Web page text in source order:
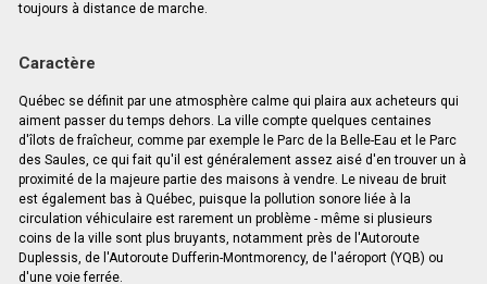
toujours à distance de marche.
Caractère
Québec se définit par une atmosphère calme qui plaira aux acheteurs qui
aiment passer du temps dehors. La ville compte quelques centaines
d'îlots de fraîcheur, comme par exemple le Parc de la Belle-Eau et le Parc
des Saules, ce qui fait qu'il est généralement assez aisé d'en trouver un à
proximité de la majeure partie des maisons à vendre. Le niveau de bruit
est également bas à Québec, puisque la pollution sonore liée à la
circulation véhiculaire est rarement un problème - même si plusieurs
coins de la ville sont plus bruyants, notamment près de l'Autoroute
Duplessis, de l'Autoroute Dufferin-Montmorency, de l'aéroport (YQB) ou
d'une voie ferrée.